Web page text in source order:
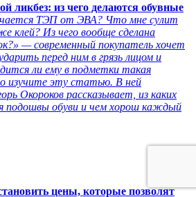
ликбез: из чего делаются обувные
ТЭП от ЭВА? Что мне сулит
Из чего вообще сделана
— современный покупатель хочет
перед ним в грязь лицом и
ли ему в подметки такая
изучите эту статью. В ней
Окороков рассказывает, из каких
подошвы обуви и чем хорош каждый
цены, которые позволят